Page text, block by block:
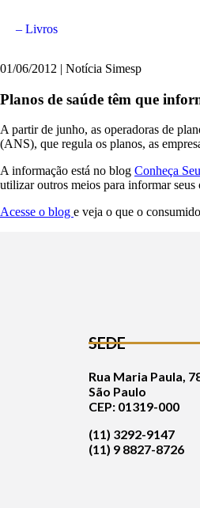
– Livros
01/06/2012 | Notícia Simesp
Planos de saúde têm que
A partir de junho, as operadoras de
(ANS), que regula os planos, as
A informação está no blog Conheça
utilizar outros meios para informar seus
Acesse o blog e veja o que o
SEDE
Rua Maria Paula,
São Paulo
CEP: 01319-000
(11) 3292-9147
(11) 9 8827-8726